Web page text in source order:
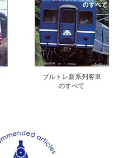
ブルトレ新系列客車
のすべて